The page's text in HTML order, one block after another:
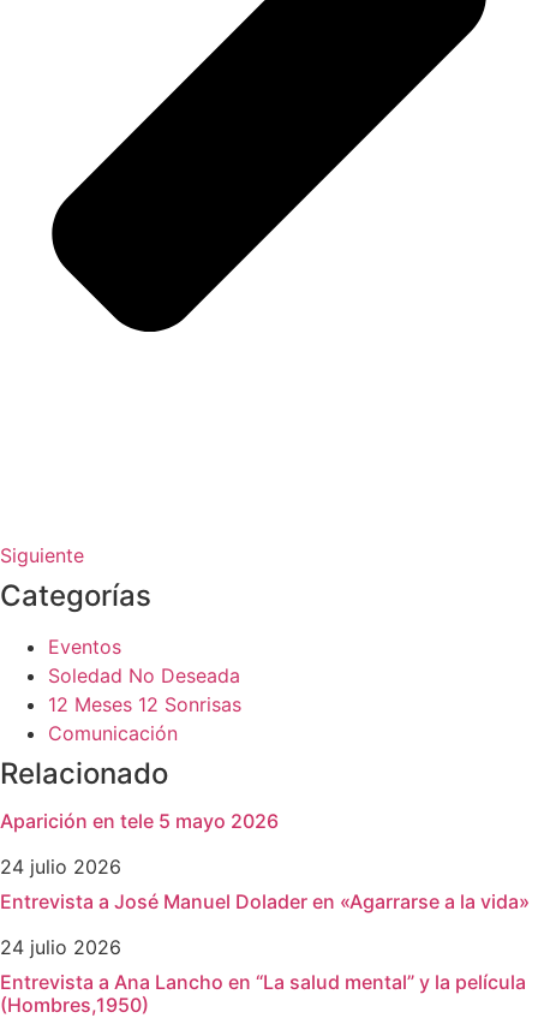
Siguiente
Categorías
Eventos
Soledad No Deseada
12 Meses 12 Sonrisas
Comunicación
Relacionado
Aparición en tele 5 mayo 2026
24 julio 2026
Entrevista a José Manuel Dolader en «Agarrarse a la vida»
24 julio 2026
Entrevista a Ana Lancho en “La salud mental” y la película
(Hombres,1950)